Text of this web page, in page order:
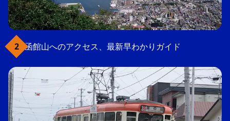
函館山へのアクセス、最新早わかりガイド